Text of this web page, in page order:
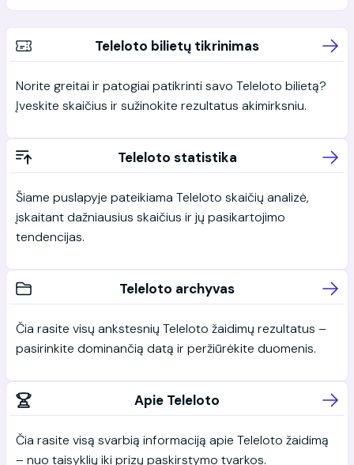
Teleloto bilietų tikrinimas
Norite greitai ir patogiai patikrinti savo Teleloto bilietą?
Įveskite skaičius ir sužinokite rezultatus akimirksniu.
Teleloto statistika
Šiame puslapyje pateikiama Teleloto skaičių analizė,
įskaitant dažniausius skaičius ir jų pasikartojimo
tendencijas.
Teleloto archyvas
Čia rasite visų ankstesnių Teleloto žaidimų rezultatus –
pasirinkite dominančią datą ir peržiūrėkite duomenis.
Apie Teleloto
Čia rasite visą svarbią informaciją apie Teleloto žaidimą
– nuo taisyklių iki prizų paskirstymo tvarkos.